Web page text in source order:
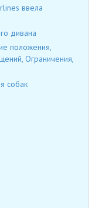
ввела
дивана
положения,
Ограничения,
собак